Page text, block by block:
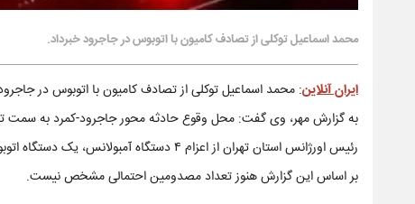
محمد اسماعیل توکلی از تصادف کامیون با اتوبوس در جاجرود خبرداد.
ایران آنلاین: محمد اسماعیل توکلی از تصادف کامیون با اتوبوس در جاجرود خبرداد و افزود این حادثه ساعت
به گزارش مهر، وی گفت: محل وقوع حادثه محور جاجرود-کمرد به سمت
رئیس اورژانس استان تهران از اعزام ۴ دستگاه آمبولانس، یک دستگاه اتوبوس آمبولانس و یک دستگاه خودرو فرماندهی به محل حادثه خبرداد.
بر اساس این گزارش هنوز تعداد مصدومین احتمالی مشخص نیست.